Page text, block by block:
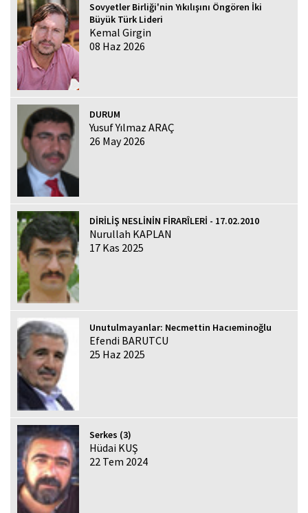
Sovyetler Birliği'nin Yıkılışını Öngören İki
Büyük Türk Lideri
Kemal Girgin
08 Haz 2026
DURUM
Yusuf Yılmaz ARAÇ
26 May 2026
DİRİLİŞ NESLİNİN FİRARÎLERİ - 17.02.2010
Nurullah KAPLAN
17 Kas 2025
Unutulmayanlar: Necmettin Hacıeminoğlu
Efendi BARUTCU
25 Haz 2025
Serkes (3)
Hüdai KUŞ
22 Tem 2024